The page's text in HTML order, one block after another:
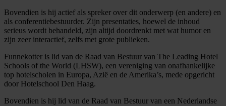
Bovendien is hij actief als spreker over dit onderwerp (en andere) en
als conferentiebestuurder. Zijn presentaties, hoewel de inhoud
serieus wordt behandeld, zijn altijd doordrenkt met wat humor en
zijn zeer interactief, zelfs met grote publieken.
Funnekotter is lid van de Raad van Bestuur van The Leading Hotel
Schools of the World (LHSW), een vereniging van onafhankelijke
top hotelscholen in Europa, Azië en de Amerika’s, mede opgericht
door Hotelschool Den Haag.
Bovendien is hij lid van de Raad van Bestuur van een Nederlandse